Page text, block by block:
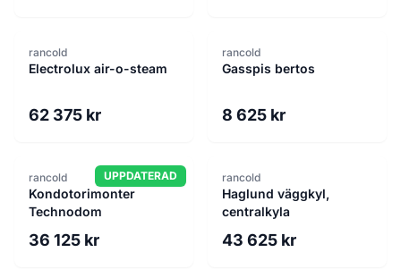
rancold
Electrolux air-o-steam
62 375 kr
rancold
Gasspis bertos
8 625 kr
UPPDATERAD
rancold
Kondotorimonter
Technodom
36 125 kr
rancold
Haglund väggkyl,
centralkyla
43 625 kr